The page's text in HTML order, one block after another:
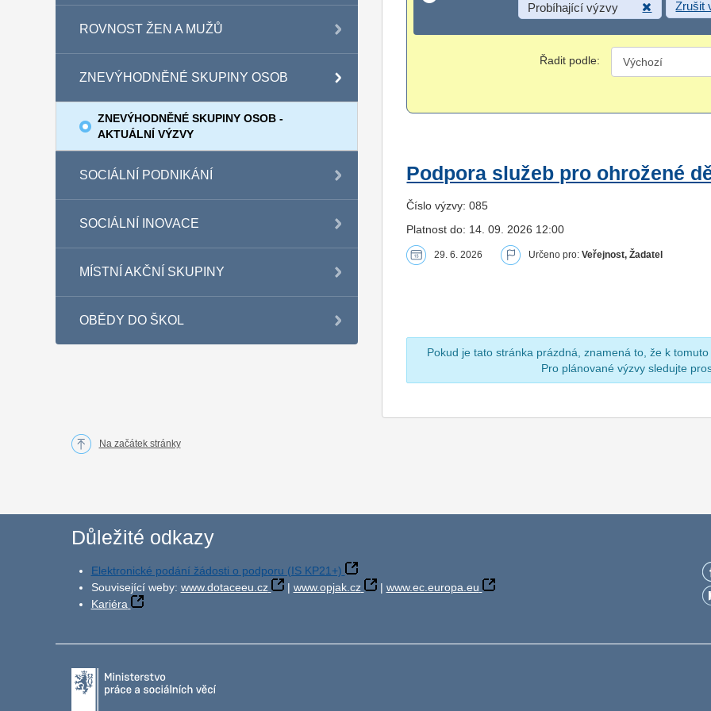
ROVNOST ŽEN A MUŽŮ
ZNEVÝHODNĚNÉ SKUPINY OSOB
ZNEVÝHODNĚNÉ SKUPINY OSOB -
AKTUÁLNÍ VÝZVY
SOCIÁLNÍ PODNIKÁNÍ
SOCIÁLNÍ INOVACE
MÍSTNÍ AKČNÍ SKUPINY
OBĚDY DO ŠKOL
Probíhající výzvy Zrušit
Řadit podle:
Podpora služeb pro ohrožené
Číslo výzvy: 085
Platnost do: 14. 09. 2026 12:00
29. 6. 2026 Určeno pro:Veřejnost, Žadatel
Pokud je tato stránka prázdná, znamená to, že k
Pro plánované výzvy sledujte
Na začátek stránky
Důležité odkazy
Elektronické podání žádosti o podporu (IS KP21+)
Související weby: www.dotaceeu.cz | www.opjak.cz | www.ec.europa.eu
Kariéra